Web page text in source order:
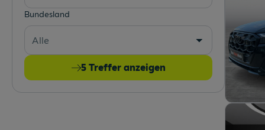
Bundesland
Alle
5 Treffer anzeigen